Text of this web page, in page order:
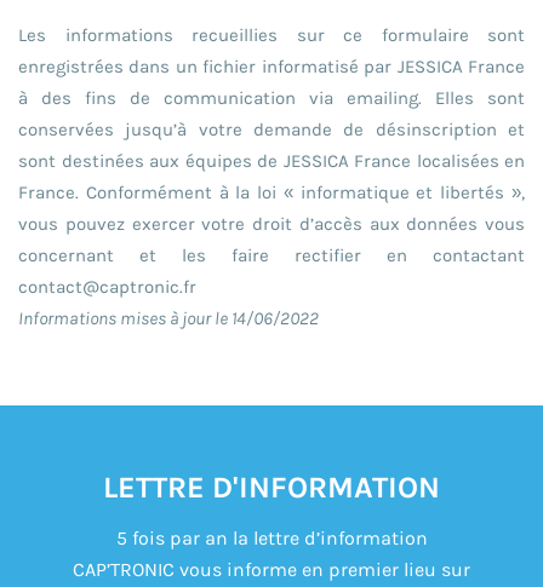
Les informations recueillies sur ce formulaire sont
enregistrées dans un fichier informatisé par JESSICA France
à des fins de communication via emailing. Elles sont
conservées jusqu’à votre demande de désinscription et
sont destinées aux équipes de JESSICA France localisées en
France. Conformément à la loi « informatique et libertés »,
vous pouvez exercer votre droit d’accès aux données vous
concernant et les faire rectifier en contactant
contact@captronic.fr
Informations mises à jour le 14/06/2022
LETTRE D'INFORMATION
5 fois par an la lettre d’information
CAP’TRONIC vous informe en premier lieu sur